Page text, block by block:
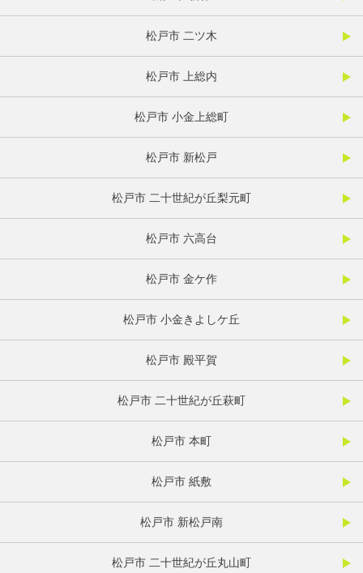
松戸市 二ツ木
松戸市 上総内
松戸市 小金上総町
松戸市 新松戸
松戸市 二十世紀が丘梨元町
松戸市 六高台
松戸市 金ケ作
松戸市 小金きよしケ丘
松戸市 殿平賀
松戸市 二十世紀が丘萩町
松戸市 本町
松戸市 紙敷
松戸市 新松戸南
松戸市 二十世紀が丘丸山町